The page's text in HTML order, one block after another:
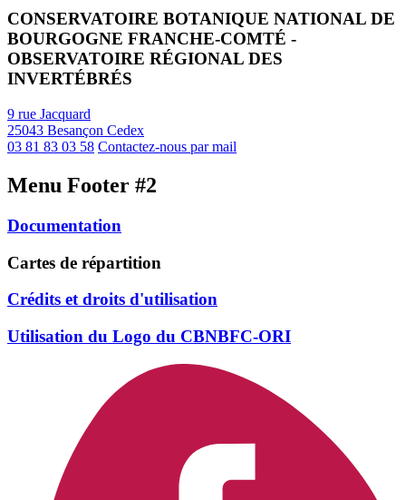
CONSERVATOIRE BOTANIQUE NATIONAL DE
BOURGOGNE FRANCHE-COMTÉ -
OBSERVATOIRE RÉGIONAL DES
INVERTÉBRÉS
9 rue Jacquard
25043 Besançon Cedex
03 81 83 03 58 Contactez-nous par mail
Menu Footer #2
Documentation
Cartes de répartition
Crédits et droits d'utilisation
Utilisation du Logo du CBNBFC-ORI